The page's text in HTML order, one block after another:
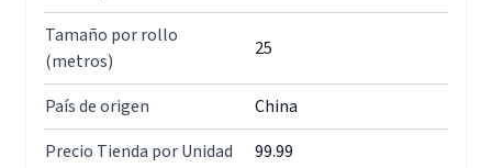
Tamaño por rollo
(metros)
25
País de origen
China
Precio Tienda por Unidad
99.99